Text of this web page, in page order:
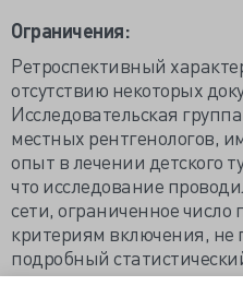
Ограничения:
Ретроспективный
отсутствию некоторых
Исследовательская
местных рентгенологов,
опыт в лечении детского
что исследование
сети, ограниченное
критериям включения, не
подробный